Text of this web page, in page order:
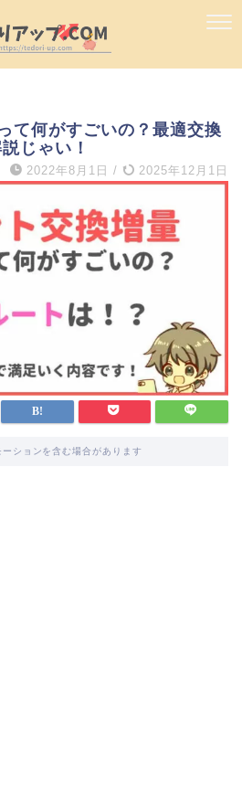
て何がすごいの？最適交換
じゃい！
2022年8月1日 / 2025年12月1日
ションを含む場合があります